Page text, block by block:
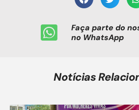
Faça parte do
no WhatsApp
Notícias